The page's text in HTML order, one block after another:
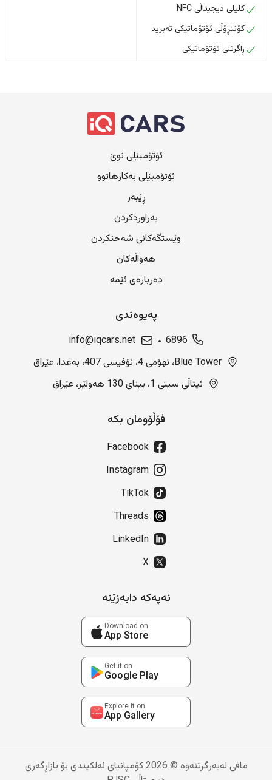
کلیلی دیجیتاڵی NFC
کۆنتڕۆڵی ئۆتۆماتیکی تەبرید
ڕاگرتنی ئۆتۆماتیکی
ئۆتۆمبێلی نوێ
ئۆتۆمبێلی بەکارهاتوو
ڕێبەر
بەراوردکردن
وێستگەکانی شەحنکردن
هەواڵەکان
دەربارەی ئێمە
پەیوەندی
6896
info@iqcars.net
Blue Tower، نهۆمی 4، ئۆفیسی 407، بەغدا، عێراق
ئیتاڵی سیتی 1، بینای 130 هەولێر، عێراق
فۆڵۆومان بکە
Facebook
Instagram
TikTok
Threads
LinkedIn
X
ئەپەکە دابەزێنە
Download on
App Store
Get it on
Google Play
Explore it on
App Gallery
مافی لەبەرگرتنەوە © 2026 کۆمپانیای ئەلکیندی بۆ بازاڕگەری